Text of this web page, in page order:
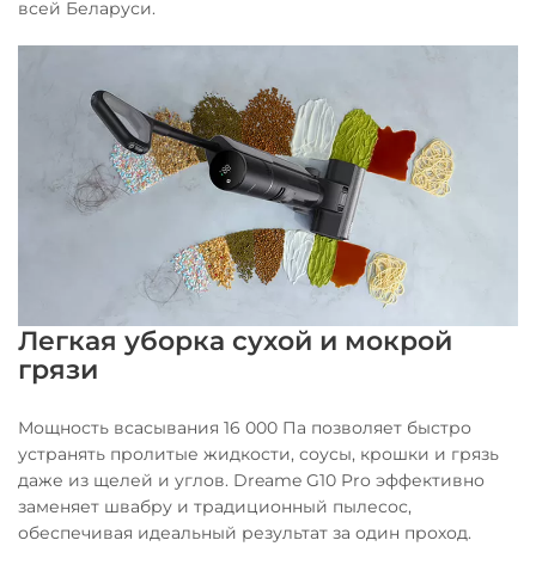
всей Беларуси.
Легкая уборка сухой и мокрой
грязи
Мощность всасывания 16 000 Па позволяет быстро
устранять пролитые жидкости, соусы, крошки и грязь
даже из щелей и углов. Dreame G10 Pro эффективно
заменяет швабру и традиционный пылесос,
обеспечивая идеальный результат за один проход.